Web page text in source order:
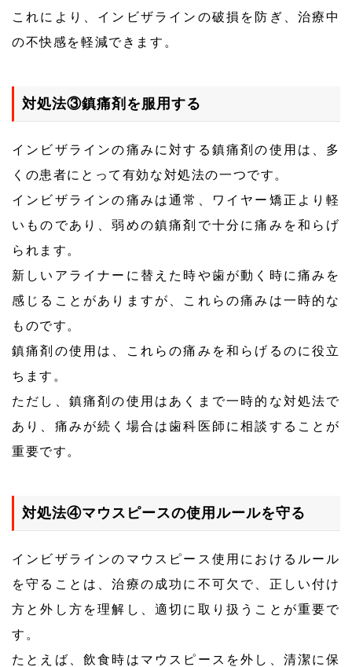
これにより、インビザラインの破損を防ぎ、治療中
の不快感を軽減できます。
対処法③鎮痛剤を服用する
インビザラインの痛みに対する鎮痛剤の使用は、多
くの患者にとって有効な対処法の一つです。
インビザラインの痛みは通常、ワイヤー矯正より軽
いものであり、弱めの鎮痛剤で十分に痛みを和らげ
られます。
新しいアライナーに替えた時や歯が動く時に痛みを
感じることがありますが、これらの痛みは一時的な
ものです。
鎮痛剤の使用は、これらの痛みを和らげるのに役立
ちます。
ただし、鎮痛剤の使用はあくまで一時的な対処法で
あり、痛みが続く場合は歯科医師に相談することが
重要です。
対処法④マウスピースの使用ルールを守る
インビザラインのマウスピース使用におけるルール
を守ることは、治療の成功に不可欠で、正しい付け
方と外し方を理解し、適切に取り扱うことが重要で
す。
たとえば、飲食時はマウスピースを外し、清潔に保